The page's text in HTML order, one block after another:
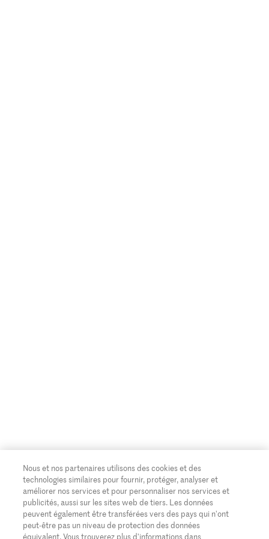
Nous et nos partenaires utilisons des cookies et des
technologies similaires pour fournir, protéger, analyser et
améliorer nos services et pour personnaliser nos services et
publicités, aussi sur les sites web de tiers. Les données
peuvent également être transférées vers des pays qui n'ont
peut-être pas un niveau de protection des données
équivalent. Vous trouverez plus d'informations dans